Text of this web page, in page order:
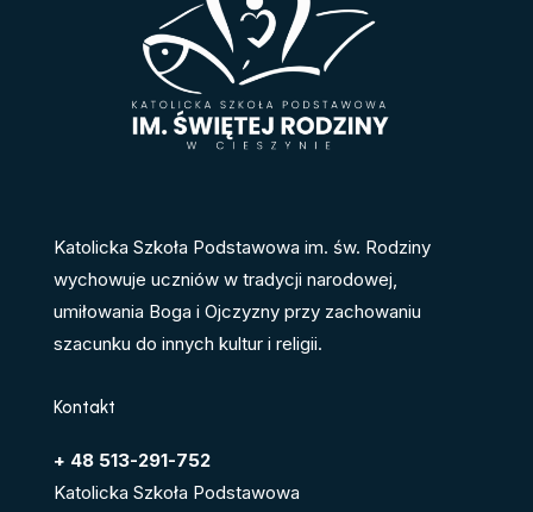
Katolicka Szkoła Podstawowa im. św. Rodziny
wychowuje uczniów w tradycji narodowej,
umiłowania Boga i Ojczyzny przy zachowaniu
szacunku do innych kultur i religii.
Kontakt
+ 48 513-291-752
Katolicka Szkoła Podstawowa